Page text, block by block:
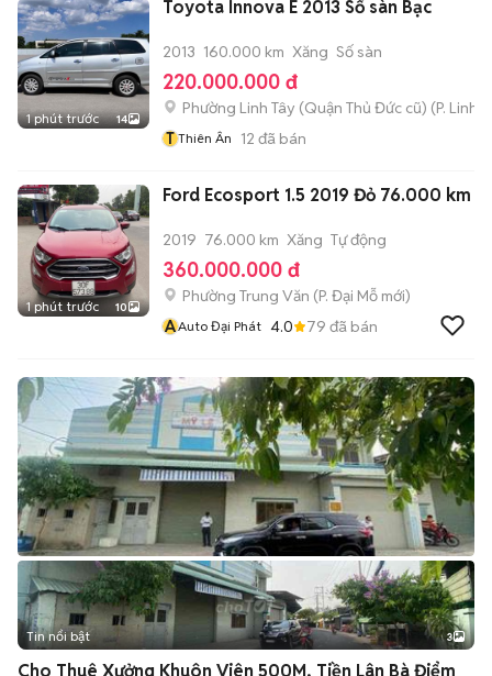
1 phút trước 14
Toyota Innova E 2013 Số sàn Bạc
2013 160.000 km Xăng Số sàn
220.000.000 đ
Phường Linh Tây (Quận Thủ Đức cũ) (P. Linh
T Thiên Ân 12 đã bán
1 phút trước 10
Ford Ecosport 1.5 2019 Đỏ 76.000 km
2019 76.000 km Xăng Tự động
360.000.000 đ
Phường Trung Văn (P. Đại Mỗ mới)
AAuto Đại Phát 4.0 79 đã bán
Tin nổi bật 3
Cho Thuê Xưởng Khuôn Viên 500M, Tiền Lân Bà Điểm